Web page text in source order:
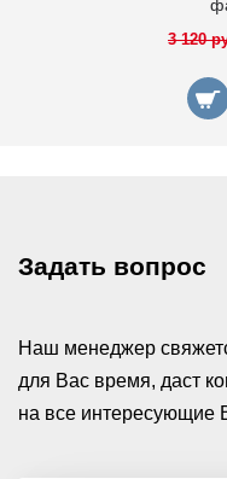
3 120
Задать вопрос
Наш менеджер
для Вас время, даст
на все интересующие